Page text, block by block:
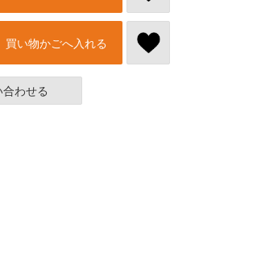
買い物かごへ入れる
わせる